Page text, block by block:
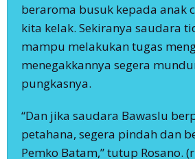
beraroma busuk kepada anak
kita kelak. Sekiranya saudara
mampu melakukan tugas
menegakkannya segera
pungkasnya.
“Dan jika saudara Bawaslu
petahana, segera pindah dan
Pemko Batam,” tutup Rosano.